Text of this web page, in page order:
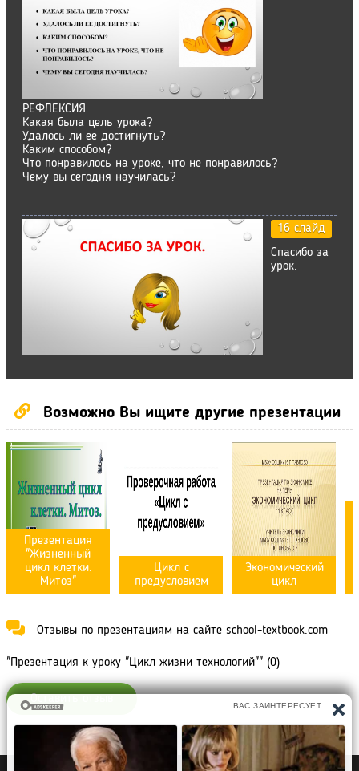
РЕФЛЕКСИЯ.
Какая была цель урока?
Удалось ли ее достигнуть?
Каким способом?
Что понравилось на уроке, что не понравилось?
Чему вы сегодня научилась?
16 слайд
Спасибо за
урок.
Возможно Вы ищите другие презентации
Презентация
"Жизненный
цикл клетки.
Митоз"
Цикл с
предусловием
Экономический
цикл
Отзывы по презентациям на сайте school-textbook.com
"Презентация к уроку "Цикл жизни технологий"" (0)